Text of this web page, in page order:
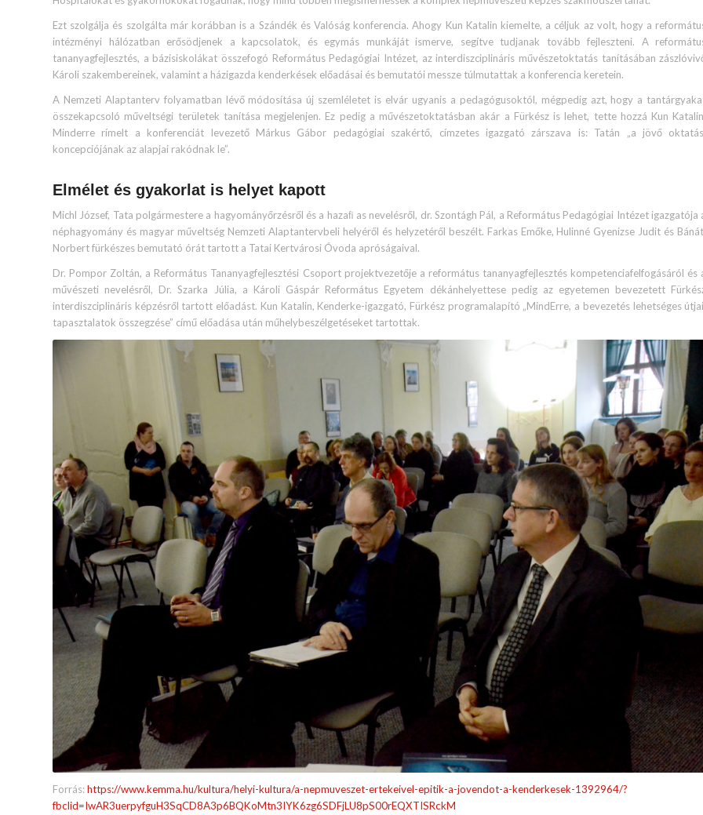
Ezt szolgálja és szolgálta már korábban is a Szándék és Valóság konferencia. Ahogy Kun Katalin kiemelte, a céljuk az volt, hogy a
intézményi hálózatban erősödjenek a kapcsolatok, és egymás munkáját ismerve, segítve tudjanak tovább fejleszteni. A
tananyagfejlesztés, a bázis­iskolákat összefogó Református Pedagógiai Intézet, az interdiszciplináris művészetoktatás tanításában
Károli szakembereinek, valamint a házigazda kenderkések előadásai és bemutatói messze túlmutattak a konferencia keretein.
A Nemzeti Alaptanterv folyamatban lévő módosítása új szemléletet is elvár ugyanis a pedagógusoktól, mégpedig azt, hogy a
összekapcsoló műveltségi területek tanítása megjelenjen. Ez pedig a művészetoktatásban akár a Fürkész is lehet, tette hozzá Kun
Minderre rímelt a konferenciát levezető Márkus Gábor pedagógiai szakértő, címzetes igazgató zárszava is: Tatán „a jövő
koncepciójának az alapjai rakódnak le”.
Elmélet és gyakorlat is helyet kapott
Michl József, Tata polgármestere a hagyományőrzésről és a hazaﬁ as nevelésről, dr. Szontágh Pál, a Református Pedagógiai Intézet igazgatója
néphagyomány és magyar műveltség Nemzeti Alaptantervbeli helyéről és helyzetéről beszélt. Farkas Emőke, Hulinné Gyenizse Judit és
Norbert fürkészes bemutató órát tartott a Tatai Kertvárosi Óvoda apróságaival.
Dr. Pompor Zoltán, a Református Tananyagfejlesztési Csoport projektvezetője a református tananyagfejlesztés kompetenciafelfogásáról és
művészeti nevelésről, Dr. Szarka Júlia, a Károli Gáspár Református Egyetem dékánhelyettese pedig az egyetemen bevezetett
interdiszciplináris képzésről tartott előadást. Kun Katalin, Kenderke-igazgató, Fürkész programalapító „MindErre, a bevezetés lehetséges
tapasztalatok összegzése” című előadása után műhelybeszélgetéseket tartottak.
Forrás:https://www.kemma.hu/kultura/helyi-kultura/a-nepmuveszet-ertekeivel-epitik-a-jovendot-a-kenderkesek-1392964/?
fbclid=IwAR3uerpyfguH3SqCD8A3p6BQKoMtn3IYK6zg6SDFjLU8pS00rEQXTISRckM